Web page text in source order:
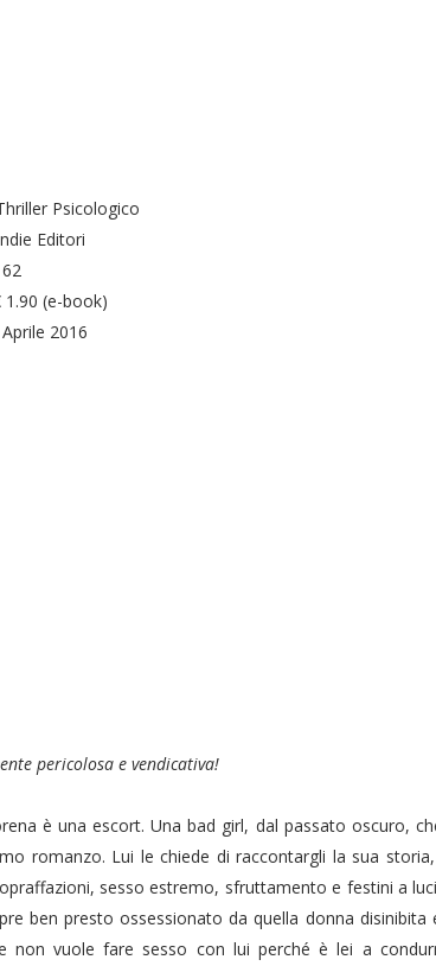
Psicologico
Editori
1.90 (e-book)
2016
pericolosa e vendicativa!
è una escort. Una bad girl, dal passato oscuro,
romanzo. Lui le chiede di raccontargli la sua
sesso estremo, sfruttamento e festini a
ben presto ossessionato da quella donna disinibita
non vuole fare sesso con lui perché è lei a